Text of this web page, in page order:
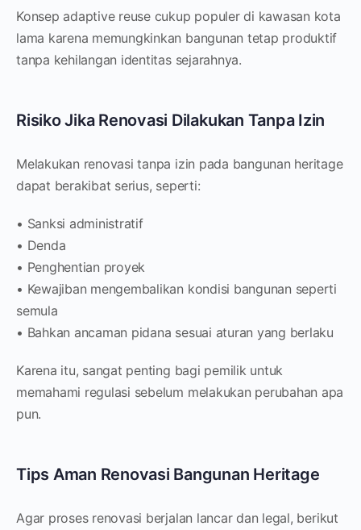
Konsep adaptive reuse cukup populer di kawasan kota
lama karena memungkinkan bangunan tetap produktif
tanpa kehilangan identitas sejarahnya.
Risiko Jika Renovasi Dilakukan Tanpa Izin
Melakukan renovasi tanpa izin pada bangunan heritage
dapat berakibat serius, seperti:
• Sanksi administratif
• Denda
• Penghentian proyek
• Kewajiban mengembalikan kondisi bangunan seperti
semula
• Bahkan ancaman pidana sesuai aturan yang berlaku
Karena itu, sangat penting bagi pemilik untuk
memahami regulasi sebelum melakukan perubahan apa
pun.
Tips Aman Renovasi Bangunan Heritage
Agar proses renovasi berjalan lancar dan legal, berikut